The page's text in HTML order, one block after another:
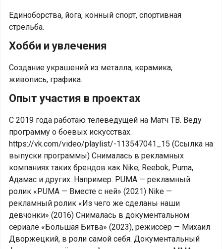
Единоборства, йога, конный спорт, спортивная
стрельба.
Хобби и увлечения
Создание украшений из металла, керамика,
живопись, графика.
Опыт участия в проектах
С 2019 года работаю телеведущей на Матч ТВ. Веду
программу о боевых искусствах.
https://vk.com/video/playlist/-113547041_15 (Ссылка на
выпуски программы) Снималась в рекламных
компаниях таких брендов как Nike, Reebok, Puma,
Адамас и других. Например: PUMA — рекламный
ролик «PUMA — Вместе с ней» (2021) Nike —
рекламный ролик «Из чего же сделаны наши
девчонки» (2016) Снималась в документальном
сериале «Большая Битва» (2023), режиссёр — Михаил
Дворжецкий, в роли самой себя. Документальный